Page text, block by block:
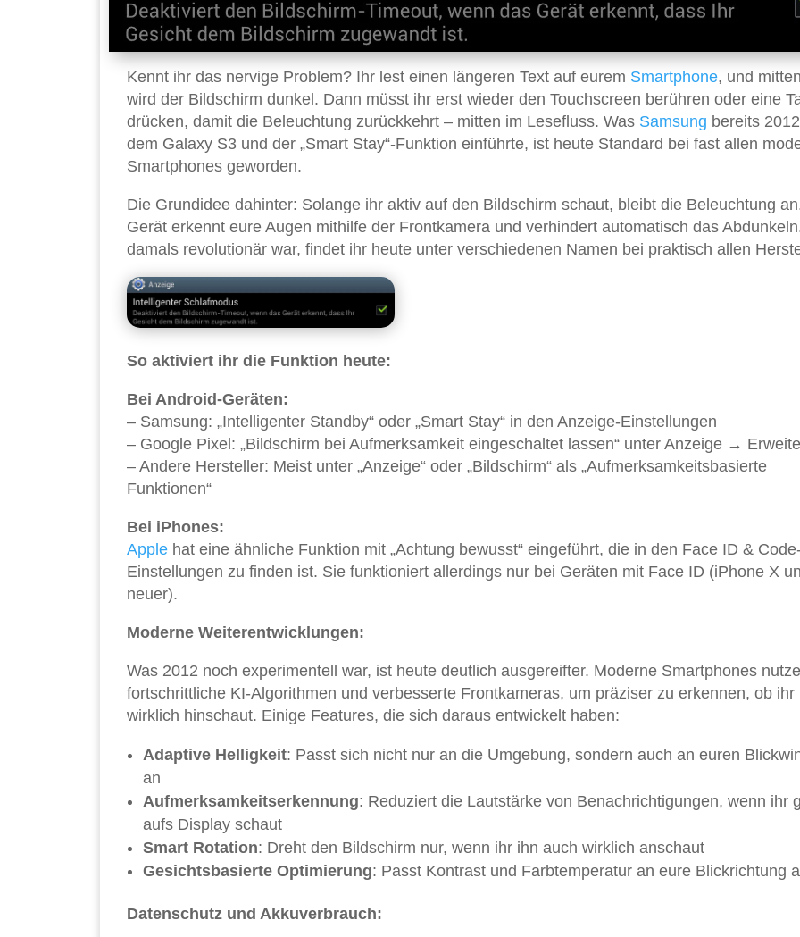
Kennt ihr das nervige Problem? Ihr lest einen längeren Text auf eurem Smartphone, und
wird der Bildschirm dunkel. Dann müsst ihr erst wieder den Touchscreen berühren oder eine
drücken, damit die Beleuchtung zurückkehrt – mitten im Lesefluss. Was Samsung bereits
dem Galaxy S3 und der „Smart Stay“-Funktion einführte, ist heute Standard bei fast allen
Smartphones geworden.
Die Grundidee dahinter: Solange ihr aktiv auf den Bildschirm schaut, bleibt die Beleuchtung
Gerät erkennt eure Augen mithilfe der Frontkamera und verhindert automatisch das
damals revolutionär war, findet ihr heute unter verschiedenen Namen bei praktisch allen
So aktiviert ihr die Funktion heute:
Bei Android-Geräten:
– Samsung: „Intelligenter Standby“ oder „Smart Stay“ in den Anzeige-Einstellungen
– Google Pixel: „Bildschirm bei Aufmerksamkeit eingeschaltet lassen“ unter Anzeige →
– Andere Hersteller: Meist unter „Anzeige“ oder „Bildschirm“ als „Aufmerksamkeitsbasierte
Funktionen“
Bei iPhones:
Apple hat eine ähnliche Funktion mit „Achtung bewusst“ eingeführt, die in den Face ID &
Einstellungen zu finden ist. Sie funktioniert allerdings nur bei Geräten mit Face ID (iPhone X
neuer).
Moderne Weiterentwicklungen:
Was 2012 noch experimentell war, ist heute deutlich ausgereifter. Moderne Smartphones
fortschrittliche KI-Algorithmen und verbesserte Frontkameras, um präziser zu erkennen, ob ihr
wirklich hinschaut. Einige Features, die sich daraus entwickelt haben:
Adaptive Helligkeit: Passt sich nicht nur an die Umgebung, sondern auch an euren
an
Aufmerksamkeitserkennung: Reduziert die Lautstärke von Benachrichtigungen, wenn ihr
aufs Display schaut
Smart Rotation: Dreht den Bildschirm nur, wenn ihr ihn auch wirklich anschaut
Gesichtsbasierte Optimierung: Passt Kontrast und Farbtemperatur an eure Blickrichtung
Datenschutz und Akkuverbrauch: